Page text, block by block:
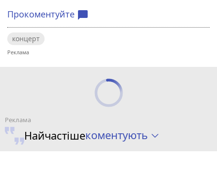
Прокоментуйте chat_bubble
концерт
Найчастішекоментують